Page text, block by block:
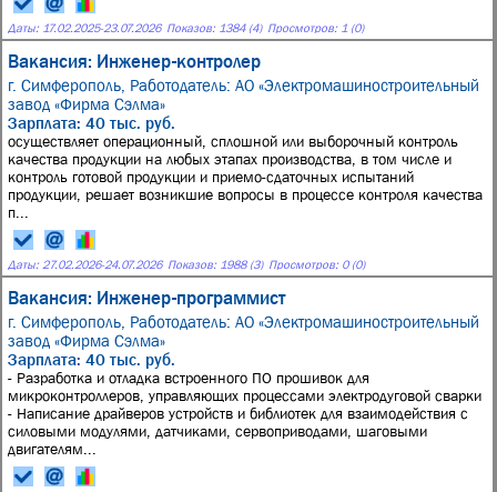
Даты: 17.02.2025-23.07.2026 Показов: 1384 (4) Просмотров: 1 (0)
Вакансия: Инженер-контролер
г. Симферополь, Работодатель: АО «Электромашиностроительный
завод «Фирма Сэлма»
Зарплата: 40 тыс. руб.
осуществляет операционный, сплошной или выборочный контроль
качества продукции на любых этапах производства, в том числе и
контроль готовой продукции и приемо-сдаточных испытаний
продукции, решает возникшие вопросы в процессе контроля качества
п...
Даты: 27.02.2026-24.07.2026 Показов: 1988 (3) Просмотров: 0 (0)
Вакансия: Инженер-программист
г. Симферополь, Работодатель: АО «Электромашиностроительный
завод «Фирма Сэлма»
Зарплата: 40 тыс. руб.
- Разработка и отладка встроенного ПО прошивок для
микроконтроллеров, управляющих процессами электродуговой сварки
- Написание драйверов устройств и библиотек для взаимодействия с
силовыми модулями, датчиками, сервоприводами, шаговыми
двигателям...